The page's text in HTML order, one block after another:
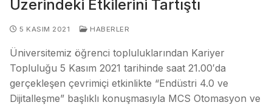
Üzerindeki Etkilerini Tartıştı
5 KASIM 2021 HABERLER
Üniversitemiz öğrenci topluluklarından Kariyer
Topluluğu 5 Kasım 2021 tarihinde saat 21.00′da
gerçekleşen çevrimiçi etkinlikte “Endüstri 4.0 ve
Dijitalleşme” başlıklı konuşmasıyla MCS Otomasyon ve